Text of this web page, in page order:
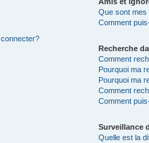
Que sont mes
Comment
Recherche
Comment
Pourquoi ma
Pourquoi ma
Comment
Comment
Surveillance
Quelle est la